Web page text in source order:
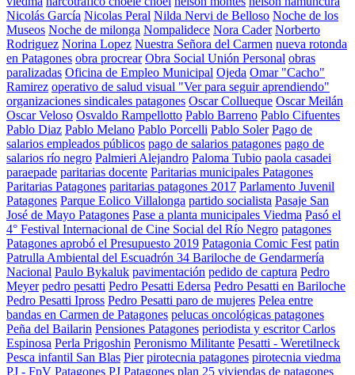
Nicolás García Nicolas Peral Nilda Nervi de Belloso Noche de los
Museos Noche de milonga Nompalidece Nora Cader Norberto
Rodriguez Norina Lopez Nuestra Señora del Carmen nueva rotonda
en Patagones obra procrear Obra Social Unión Personal obras
paralizadas Oficina de Empleo Municipal Ojeda Omar "Cacho"
Ramirez operativo de salud visual "Ver para seguir aprendiendo"
organizaciones sindicales patagones Oscar Collueque Oscar Meilán
Oscar Veloso Osvaldo Rampellotto Pablo Barreno Pablo Cifuentes
Pablo Diaz Pablo Melano Pablo Porcelli Pablo Soler Pago de
salarios empleados públicos pago de salarios patagones pago de
salarios río negro Palmieri Alejandro Paloma Tubio paola casadei
paraepade paritarias docente Paritarias municipales Patagones
Paritarias Patagones paritarias patagones 2017 Parlamento Juvenil
Patagones Parque Eolico Villalonga partido socialista Pasaje San
José de Mayo Patagones Pase a planta municipales Viedma Pasó el
4° Festival Internacional de Cine Social del Río Negro patagones
Patagones aprobó el Presupuesto 2019 Patagonia Comic Fest patin
Patrulla Ambiental del Escuadrón 34 Bariloche de Gendarmería
Nacional Paulo Bykaluk pavimentación pedido de captura Pedro
Meyer pedro pesatti Pedro Pesatti Edersa Pedro Pesatti en Bariloche
Pedro Pesatti Ipross Pedro Pesatti paro de mujeres Pelea entre
bandas en Carmen de Patagones pelucas oncológicas patagones
Peña del Bailarin Pensiones Patagones periodista y escritor Carlos
Espinosa Perla Prigoshin Peronismo Militante Pesatti - Weretilneck
Pesca infantil San Blas Pier pirotecnia patagones pirotecnia viedma
PJ - FpV Patagones PJ Patagones plan 25 viviendas de patagones